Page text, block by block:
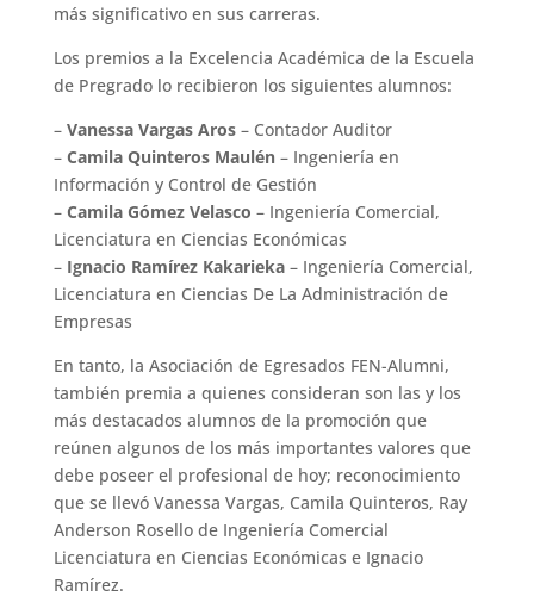
más significativo en sus carreras.
Los premios a la Excelencia Académica de la Escuela
de Pregrado lo recibieron los siguientes alumnos:
– Vanessa Vargas Aros – Contador Auditor
– Camila Quinteros Maulén– Ingeniería en
Información y Control de Gestión
– Camila Gómez Velasco – Ingeniería Comercial,
Licenciatura en Ciencias Económicas
–Ignacio Ramírez Kakarieka– Ingeniería Comercial,
Licenciatura en Ciencias De La Administración de
Empresas
En tanto, la Asociación de Egresados FEN-Alumni,
también premia a quienes consideran son las y los
más destacados alumnos de la promoción que
reúnen algunos de los más importantes valores que
debe poseer el profesional de hoy; reconocimiento
que se llevó Vanessa Vargas, Camila Quinteros, Ray
Anderson Rosello de Ingeniería Comercial
Licenciatura en Ciencias Económicas e Ignacio
Ramírez.